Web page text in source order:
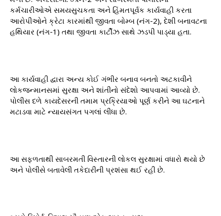
કર્મચારીઓએ સમયસુચકતા અને હિંમતપૂર્વક કાર્યવાહી કરતા
આરોપીઓને ક્રેટા કારમાંથી જીવતા બોમ્બ (નંગ-2), દેશી બનાવટના
હથિયાર (નંગ-1) તથા જીવતા કાર્ટીઝ સાથે ઝડપી પાડ્યા હતા.
આ કાર્યવાહી દ્વારા અન્ય કોઈ ગંભીર બનાવ બનતો અટકાવીને
લોકજન્માનસમાં સુરક્ષા અને શાંતીનો સંદેશો આપવામાં આવ્યો છે.
પોલીસ દળે કાયદેસરની તમામ પ્રક્રિયાઓ પૂર્ણ કરીને આ ઘટનાને
મટાડવા માટે ન્યાયસંગત પગલાં લીધા છે.
આ સફળતાથી સાબરમતી વિસ્તારની લોકલ સુરક્ષામાં વધારો થયો છે
અને પોલીસે બતાવેલી તકેદારીની પ્રશંસા થઈ રહી છે.